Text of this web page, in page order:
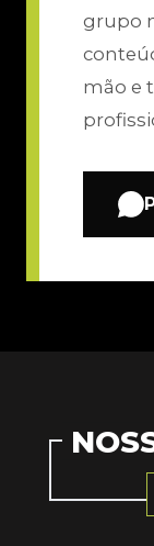
grupo
mão e